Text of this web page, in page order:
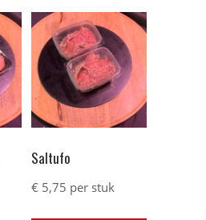
Saltufo
€ 5,75 per stuk